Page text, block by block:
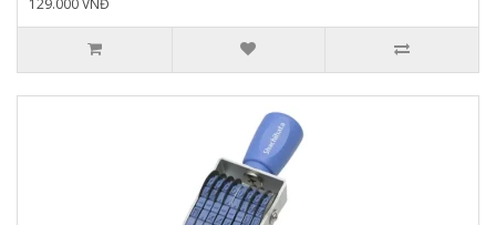
129.000 VNĐ